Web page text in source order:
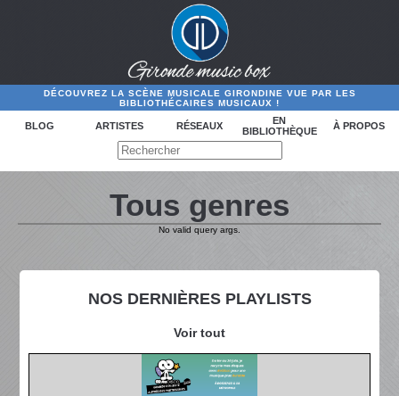
DÉCOUVREZ LA SCÈNE MUSICALE GIRONDINE VUE PAR LES
BIBLIOTHÉCAIRES MUSICAUX !
BLOG ARTISTES RÉSEAUX
EN
BIBLIOTHÈQUE
À PROPOS
NOS DERNIÈRES PLAYLISTS
Voir tout
Tous genres
No valid query args.